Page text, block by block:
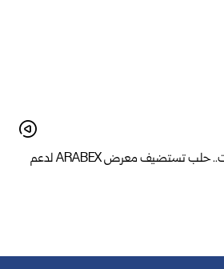
بمشاركة نخبة من الشركات.. حلب تستضيف معرض ARABEX لدعم